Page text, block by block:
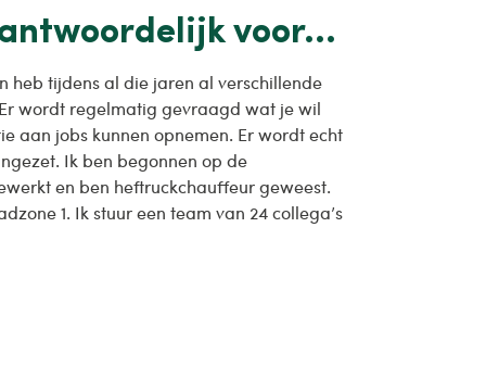
voor...
heb tijdens al die jaren al verschillende
wordt regelmatig gevraagd wat je wil
aan jobs kunnen opnemen. Er wordt echt
Ik ben begonnen op de
en ben heftruckchauffeur geweest.
1. Ik stuur een team van 24 collega’s